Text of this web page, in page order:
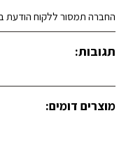
החברה תמסור ללקוח הודעת
תגובות:
מוצרים דומים: